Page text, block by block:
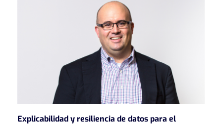
Explicabilidad y resiliencia de datos para el